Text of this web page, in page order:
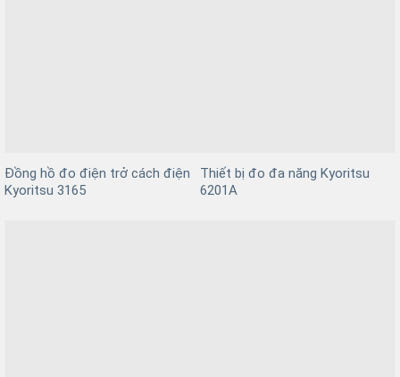
Đồng hồ đo điện trở cách điện
Kyoritsu 3165
Thiết bị đo đa năng Kyoritsu
6201A